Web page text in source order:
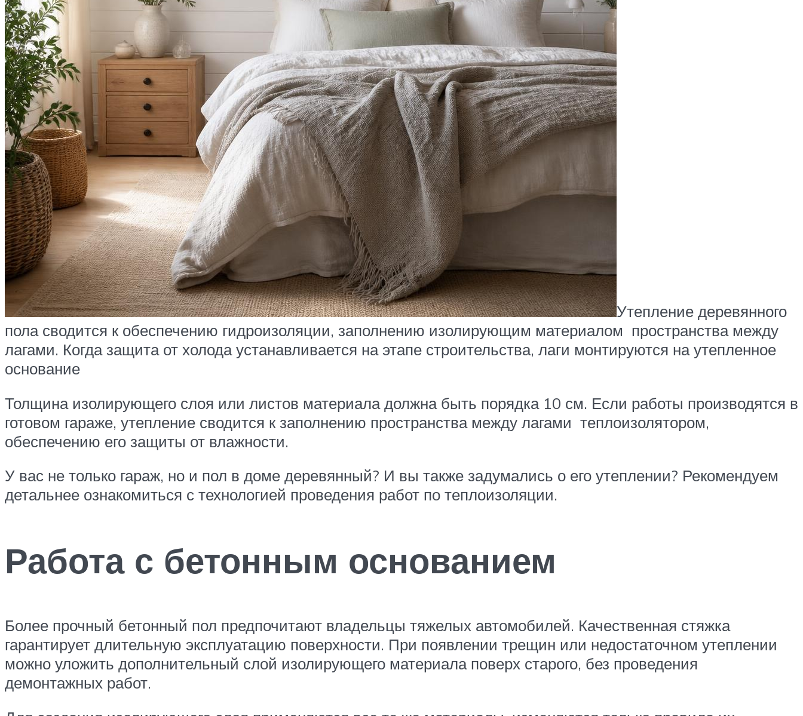
Утепление деревянного
пола сводится к обеспечению гидроизоляции, заполнению изолирующим материалом пространства между
лагами. Когда защита от холода устанавливается на этапе строительства, лаги монтируются на утепленное
основание
Толщина изолирующего слоя или листов материала должна быть порядка 10 см. Если работы производятся в
готовом гараже, утепление сводится к заполнению пространства между лагами теплоизолятором,
обеспечению его защиты от влажности.
У вас не только гараж, но и пол в доме деревянный? И вы также задумались о его утеплении? Рекомендуем
детальнее ознакомиться с технологией проведения работ по теплоизоляции.
Работа с бетонным основанием
Более прочный бетонный пол предпочитают владельцы тяжелых автомобилей. Качественная стяжка
гарантирует длительную эксплуатацию поверхности. При появлении трещин или недостаточном утеплении
можно уложить дополнительный слой изолирующего материала поверх старого, без проведения
демонтажных работ.